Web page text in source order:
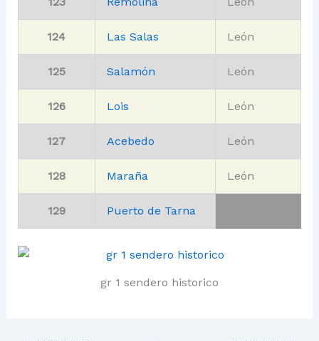
124 Las Salas León
125 Salamón León
126 Lois León
127 Acebedo León
128 Maraña León
129 Puerto de Tarna
gr 1 sendero historico